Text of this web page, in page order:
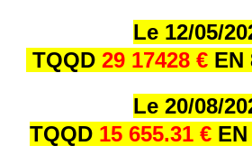
Le 12/05/
TQQD 29 17428 € EN
Le 20/08/
TQQD 15 655.31 €